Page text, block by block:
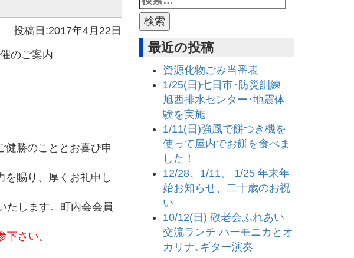
投稿日:2017年4月22日
のご案内
健勝のこととお喜び申
を賜り、厚くお礼申し
たします。町内会会員
さい。
最近の投稿
資源化物ごみ当番表
1/25(日)七日市･防災訓練
旭西排水センター･地震体
験を実施
1/11(日)強風で餅つき機を
使って屋内でお餅を食べま
した！
12/28、1/11、 1/25 年末年
始お知らせ、二十歳のお祝
い
10/12(日) 敬老会ふれあい
交流ランチ ハーモニカとオ
カリナ､ギター演奏